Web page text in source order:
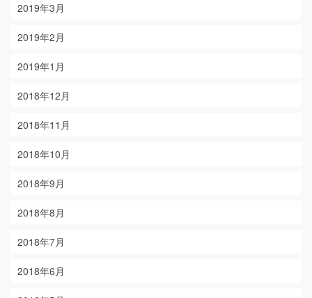
2019年3月
2019年2月
2019年1月
2018年12月
2018年11月
2018年10月
2018年9月
2018年8月
2018年7月
2018年6月